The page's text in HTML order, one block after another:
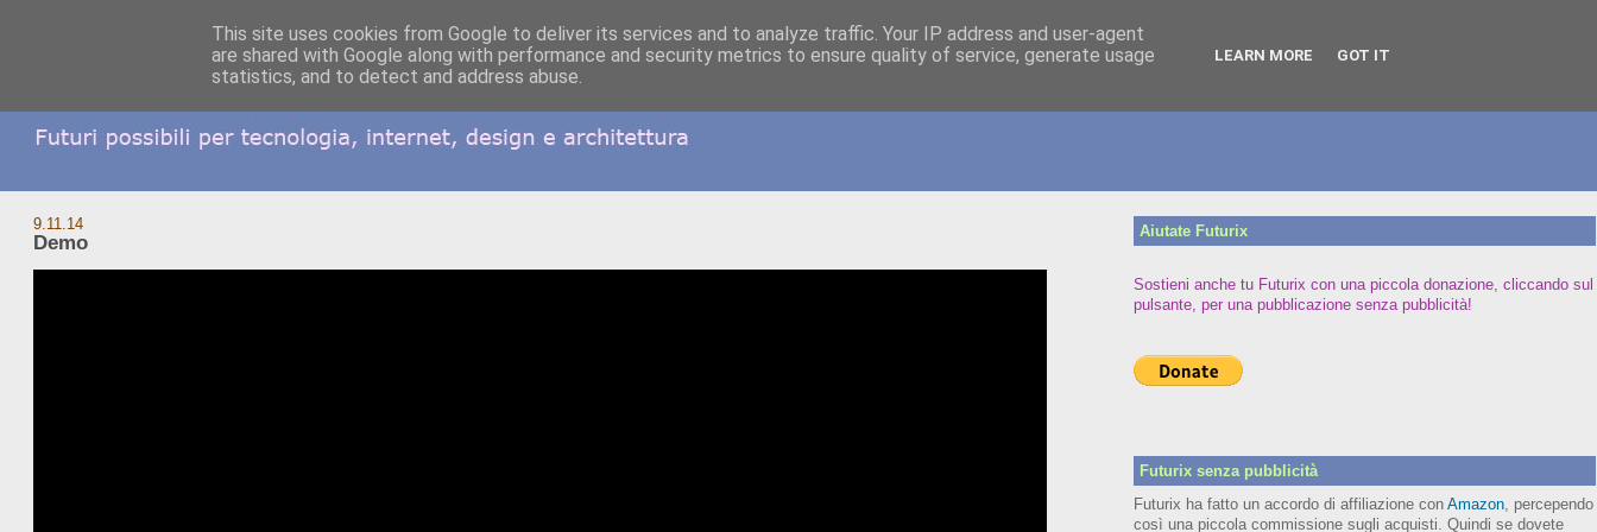
9.11.14
Demo
Aiutate Futurix
Sostieni anche tu Futurix con una piccola donazione, cliccando sul
pulsante, per una pubblicazione senza pubblicità!
Futurix senza pubblicità
Futurix ha fatto un accordo di affiliazione con Amazon, percependo
così una piccola commissione sugli acquisti. Quindi se dovete
This site uses cookies from Google to deliver its services and to analyze traffic. Your IP address and user-agent
are shared with Google along with performance and security metrics to ensure quality of service, generate usage
statistics, and to detect and address abuse.
LEARN MORE GOT IT